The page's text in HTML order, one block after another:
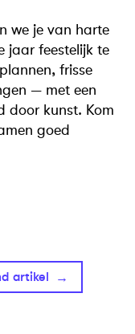
we je van harte
jaar feestelijk te
frisse
— met een
door kunst. Kom
goed
artikel